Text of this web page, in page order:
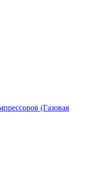
(Газовая